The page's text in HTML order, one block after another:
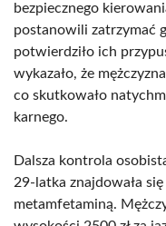
bezpiecznego
postanowili zatrzymać
potwierdziło ich
wykazało, że
co skutkowało
karnego.
Dalsza kontrola
29-latka znajdowała
metamfetaminą.